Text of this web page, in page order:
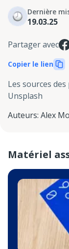
Dernière
19.03.25
Partager avec
Copier le lien
Les sources
Unsplash
Auteurs: Alex
Matériel